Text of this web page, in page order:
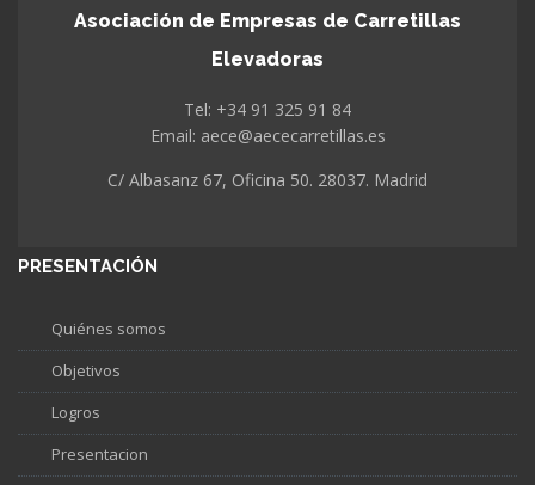
Asociación de Empresas de Carretillas
Elevadoras
Tel: +34 91 325 91 84
Email: aece@aececarretillas.es
C/ Albasanz 67, Oficina 50. 28037. Madrid
PRESENTACIÓN
Quiénes somos
Objetivos
Logros
Presentacion